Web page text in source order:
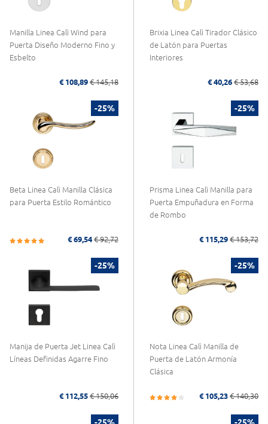
Manilla Linea Calì Wind para
Puerta Diseño Moderno Fino y
Esbelto
€ 108,89 € 145,18
Brixia Linea Calì Tirador Clásico
de Latón para Puertas
Interiores
€ 40,26 € 53,68
-25%
Beta Linea Calì Manilla Clásica
para Puerta Estilo Romántico
€ 69,54 € 92,72
-25%
Prisma Linea Calì Manilla para
Puerta Empuñadura en Forma
de Rombo
€ 115,29 € 153,72
-25%
Manija de Puerta Jet Linea Calì
Líneas Definidas Agarre Fino
€ 112,55 € 150,06
-25%
Nota Linea Calì Manilla de
Puerta de Latón Armonía
Clásica
€ 105,23 € 140,30